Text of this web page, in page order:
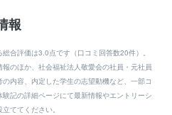
報
合評価は3.0点です（口コミ回答数20件）。
のほか、社会福祉法人敬愛会の社員・元社員
内容、内定した学生の志望動機など、一部コ
記の詳細ページにて最新情報やエントリーシ
ててください。